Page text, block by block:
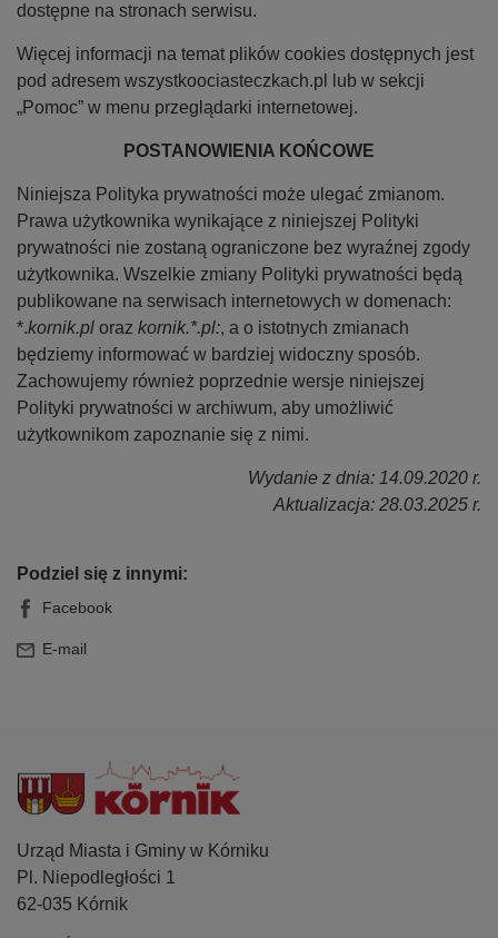
dostępne na stronach serwisu.
Więcej informacji na temat plików cookies dostępnych jest
pod adresem wszystkoociasteczkach.pl lub w sekcji
„Pomoc” w menu przeglądarki internetowej.
POSTANOWIENIA KOŃCOWE
Niniejsza Polityka prywatności może ulegać zmianom.
Prawa użytkownika wynikające z niniejszej Polityki
prywatności nie zostaną ograniczone bez wyraźnej zgody
użytkownika. Wszelkie zmiany Polityki prywatności będą
publikowane na serwisach internetowych w domenach:
*.kornik.pl oraz kornik.*.pl:, a o istotnych zmianach
będziemy informować w bardziej widoczny sposób.
Zachowujemy również poprzednie wersje niniejszej
Polityki prywatności w archiwum, aby umożliwić
użytkownikom zapoznanie się z nimi.
Wydanie z dnia: 14.09.2020 r.
Aktualizacja: 28.03.2025 r.
Podziel się z innymi:
Facebook
E-mail
Urząd Miasta i Gminy w Kórniku
Pl. Niepodległości 1
62-035 Kórnik